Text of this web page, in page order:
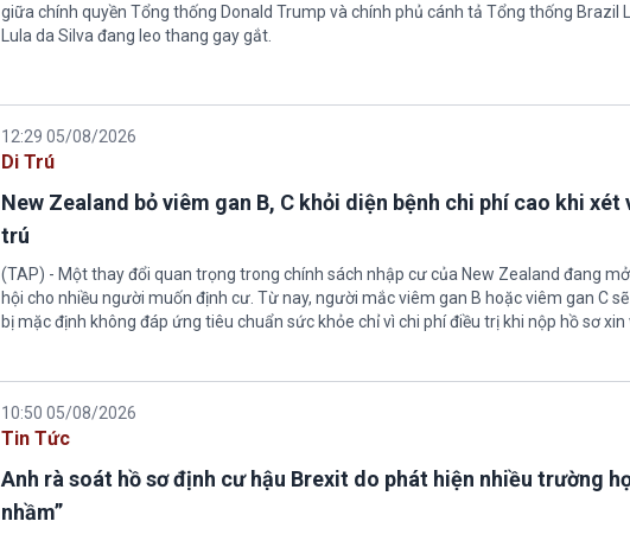
giữa chính quyền Tổng thống Donald Trump và chính phủ cánh tả Tổng thống Brazil
Lula da Silva đang leo thang gay gắt.
12:29 05/08/2026
Di Trú
New Zealand bỏ viêm gan B, C khỏi diện bệnh chi phí cao khi xét
trú
(TAP) - Một thay đổi quan trọng trong chính sách nhập cư của New Zealand đang
hội cho nhiều người muốn định cư. Từ nay, người mắc viêm gan B hoặc viêm gan C
bị mặc định không đáp ứng tiêu chuẩn sức khỏe chỉ vì chi phí điều trị khi nộp hồ sơ xin
10:50 05/08/2026
Tin Tức
Anh rà soát hồ sơ định cư hậu Brexit do phát hiện nhiều trường
nhầm”